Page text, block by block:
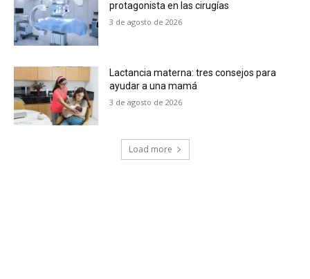
protagonista en las cirugías
3 de agosto de 2026
Lactancia materna: tres consejos para
ayudar a una mamá
3 de agosto de 2026
Load more